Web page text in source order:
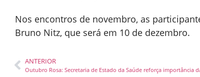
Nos encontros de novembro, as
Bruno Nitz, que será em 10 de dezembro.
ANTERIOR